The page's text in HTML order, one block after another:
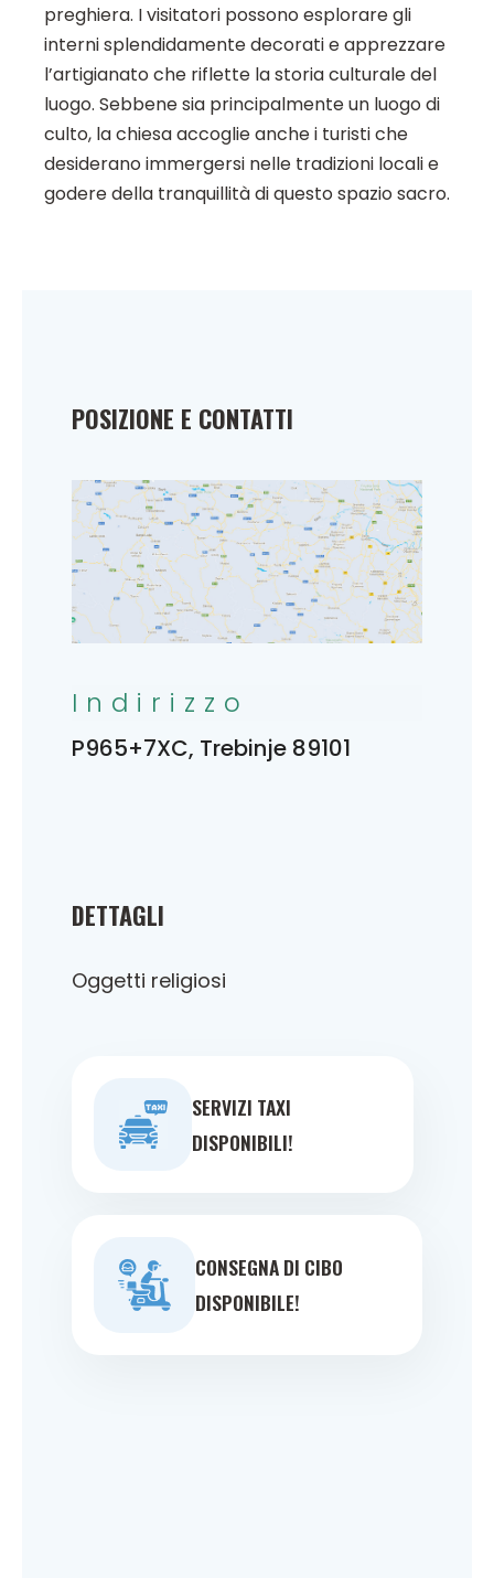
preghiera. I visitatori possono esplorare gli
interni splendidamente decorati e apprezzare
l’artigianato che riflette la storia culturale del
luogo. Sebbene sia principalmente un luogo di
culto, la chiesa accoglie anche i turisti che
desiderano immergersi nelle tradizioni locali e
godere della tranquillità di questo spazio sacro.
DETTAGLI
Oggetti religiosi
SERVIZI TAXI
DISPONIBILI!
CONSEGNA DI CIBO
DISPONIBILE!
POSIZIONE E CONTATTI
Indirizzo
P965+7XC, Trebinje 89101